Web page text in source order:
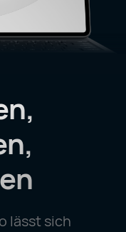
lässt sich